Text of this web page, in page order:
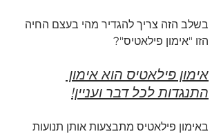
בשלב הזה צריך להגדיר מהי בעצם החיה
הזו "אימון פילאטיס"?
אימון פילאטיס הוא אימון
התנגדות לכל דבר ועניין!
באימון פילאטיס מתבצעות אותן תנועות